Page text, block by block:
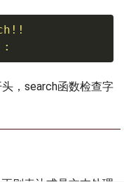
:
，search函数检查字